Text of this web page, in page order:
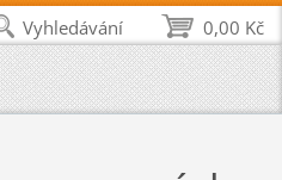
0,00 Kč
Vyhledávání